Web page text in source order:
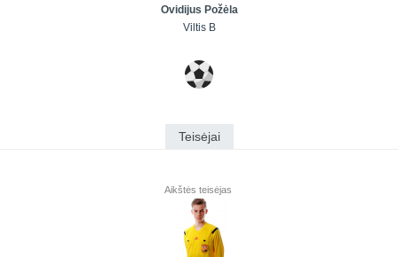
Ovidijus Požėla
Viltis B
Teisėjai
Aikštės teisėjas